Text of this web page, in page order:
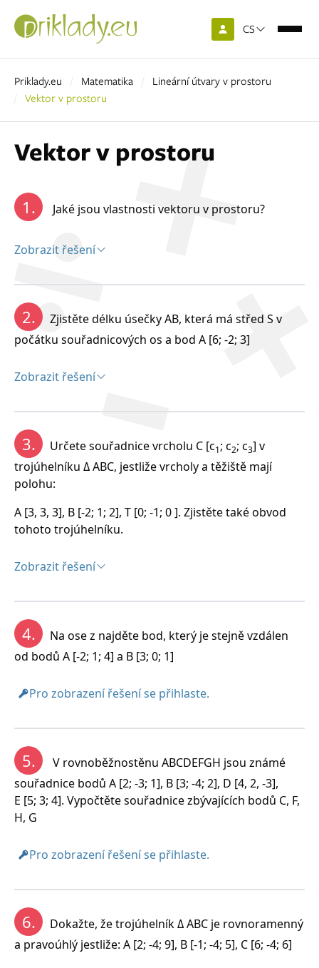
CS
Priklady.eu Matematika
Lineární útvary v prostoru
Vektor v prostoru
Vektor v prostoru
1. Jaké jsou vlastnosti vektoru v prostoru?
Zobrazit řešení
2.
Zjistěte délku úsečky AB, která má střed S v
počátku souřadnicových os a bod A [6; -2; 3]
Zobrazit řešení
3. Určete souřadnice vrcholu C [c1; c2; c3] v
trojúhelníku Δ ABC, jestliže vrcholy a těžiště mají
polohu:
A [3, 3, 3], B [-2; 1; 2], T [0; -1; 0 ]. Zjistěte také obvod
tohoto trojúhelníku.
Zobrazit řešení
4.
Na ose z najděte bod, který je stejně vzdálen
od bodů A [-2; 1; 4] a B [3; 0; 1]
Pro zobrazení řešení se přihlaste.
5.
V rovnoběžnostěnu ABCDEFGH jsou známé
souřadnice bodů A [2; -3; 1], B [3; -4; 2], D [4, 2, -3],
E [5; 3; 4]. Vypočtěte souřadnice zbývajících bodů C, F,
H, G
Pro zobrazení řešení se přihlaste.
6.
Dokažte, že trojúhelník Δ ABC je rovnoramenný
a pravoúhlý jestliže: A [2; -4; 9], B [-1; -4; 5], C [6; -4; 6]